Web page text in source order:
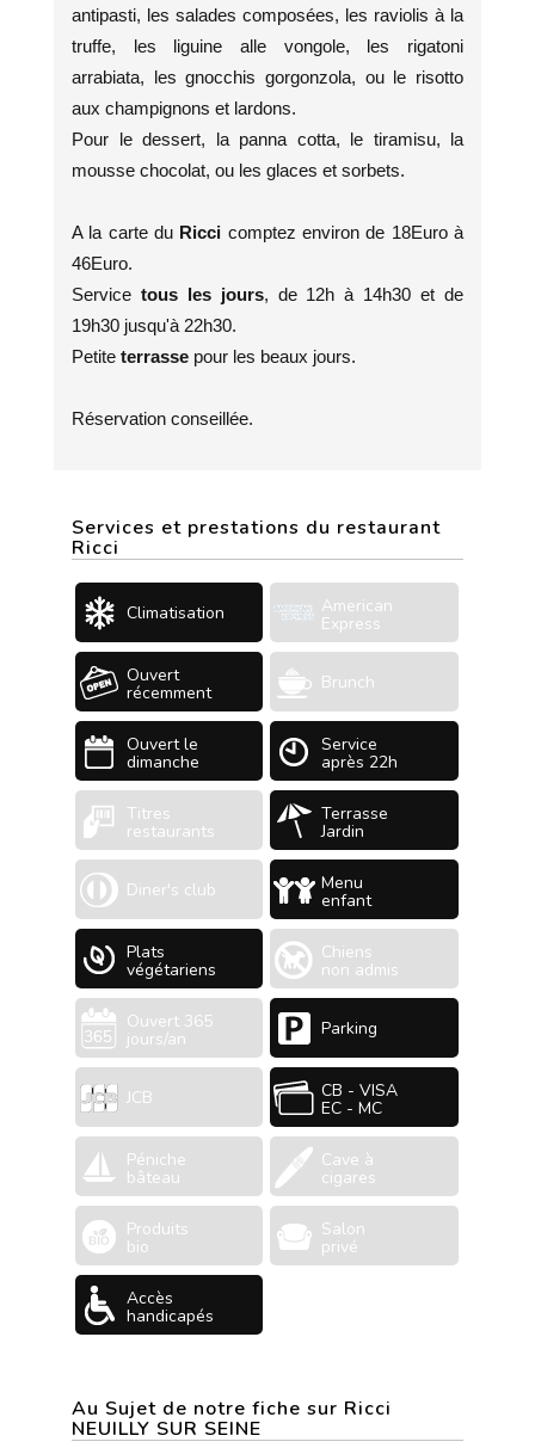
antipasti, les salades composées, les raviolis à la
truffe, les liguine alle vongole, les rigatoni
arrabiata, les gnocchis gorgonzola, ou le risotto
aux champignons et lardons.
Pour le dessert, la panna cotta, le tiramisu, la
mousse chocolat, ou les glaces et sorbets.
A la carte du Ricci comptez environ de 18Euro à
46Euro.
Service tous les jours, de 12h à 14h30 et de
19h30 jusqu'à 22h30.
Petite terrasse pour les beaux jours.
Réservation conseillée.
Services et prestations du restaurant
Ricci
Climatisation American
Express
Ouvert
récemment Brunch
Ouvert le
dimanche
Service
après 22h
Titres
restaurants
Terrasse
Jardin
Diner's club Menu
enfant
Plats
végétariens
Chiens
non admis
Ouvert 365
jours/an Parking
JCB CB - VISA
EC - MC
Péniche
bâteau
Cave à
cigares
Produits
bio
Salon
privé
Accès
handicapés
Au Sujet de notre fiche sur Ricci
NEUILLY SUR SEINE